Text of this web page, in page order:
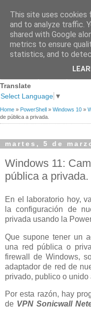
Translate
Select Language ▼
Home » PowerShell » Windows 10 »
de pública a privada.
martes, 5 de
Windows 11:
pública a privada.
En el laboratorio hoy,
la configuración de
privada usando la
Que supone tener un
una red pública o
firewall de Windows,
adaptador de red de
privado, publico o unido
Por esta razón, hay
de VPN Sonicwall
This site uses cookies
and to analyze traffic.
shared with Google
metrics to ensure
statistics, and to